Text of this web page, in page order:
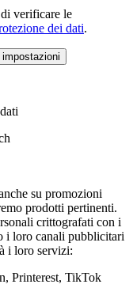
verificare le
dei dati.
su promozioni
prodotti pertinenti.
crittografati con i
i loro canali pubblicitari
i loro servizi:
Printerest, TikTok